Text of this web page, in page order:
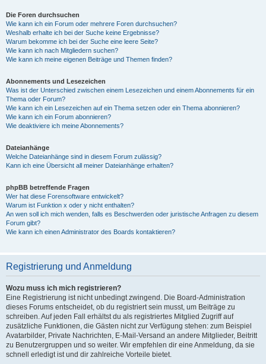
Die Foren durchsuchen
Wie kann ich ein Forum oder mehrere Foren durchsuchen?
Weshalb erhalte ich bei der Suche keine Ergebnisse?
Warum bekomme ich bei der Suche eine leere Seite?
Wie kann ich nach Mitgliedern suchen?
Wie kann ich meine eigenen Beiträge und Themen finden?
Abonnements und Lesezeichen
Was ist der Unterschied zwischen einem Lesezeichen und einem Abonnements für ein
Thema oder Forum?
Wie kann ich ein Lesezeichen auf ein Thema setzen oder ein Thema abonnieren?
Wie kann ich ein Forum abonnieren?
Wie deaktiviere ich meine Abonnements?
Dateianhänge
Welche Dateianhänge sind in diesem Forum zulässig?
Kann ich eine Übersicht all meiner Dateianhänge erhalten?
phpBB betreffende Fragen
Wer hat diese Forensoftware entwickelt?
Warum ist Funktion x oder y nicht enthalten?
An wen soll ich mich wenden, falls es Beschwerden oder juristische Anfragen zu diesem
Forum gibt?
Wie kann ich einen Administrator des Boards kontaktieren?
Registrierung und Anmeldung
Wozu muss ich mich registrieren?
Eine Registrierung ist nicht unbedingt zwingend. Die Board-Administration
dieses Forums entscheidet, ob du registriert sein musst, um Beiträge zu
schreiben. Auf jeden Fall erhältst du als registriertes Mitglied Zugriff auf
zusätzliche Funktionen, die Gästen nicht zur Verfügung stehen: zum Beispiel
Avatarbilder, Private Nachrichten, E-Mail-Versand an andere Mitglieder, Beitritt
zu Benutzergruppen und so weiter. Wir empfehlen dir eine Anmeldung, da sie
schnell erledigt ist und dir zahlreiche Vorteile bietet.